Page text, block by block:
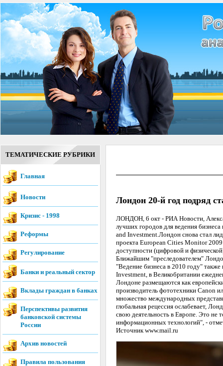
ТЕМАТИЧЕСКИЕ РУБРИКИ
Главная
Новости
Кризис - 1998
Реформы
Регулирование
Банки и реальный сектор
Вклады граждан в банках
Перспективы развития
банковской системы
России
Архив новостей
Правила пользования
Лондон 20-й год подряд
ЛОНДОН, 6 окт - РИА Новости,
лучших городов для ведения
and Investment.Лондон снова стал
проекта European Cities Monitor
доступности (цифровой и
Ближайшим "преследователем"
"Ведение бизнеса в 2010 году"
Investment, в Великобритании
Лондоне размещаются как
производитель фототехники Canon
множество международных
глобальная рецессия ослабевает,
свою деятельность в Европе. Это не
информационных технологий", -
Источник www.mail.ru